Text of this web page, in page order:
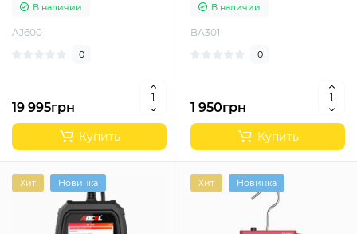
В наличии
AJ600
0
19 995грн
Купить
В наличии
BA301
0
1 950грн
Купить
Хит Новинка Хит Новинка